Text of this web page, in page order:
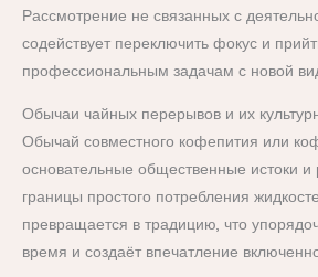
Рассмотрение не связанных с
содействует переключить фокус и
профессиональным задачам с новой
Обычаи чайных перерывов и их
Обычай совместного кофепития или
основательные общественные истоки и
границы простого потребления
превращается в традицию, что
время и создаёт впечатление